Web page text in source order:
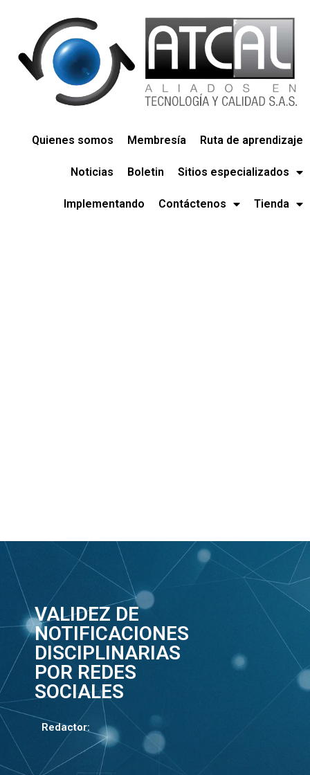
Quienes somos Membresía Ruta de aprendizaje
Noticias Boletin Sitios especializados
Implementando Contáctenos Tienda
VALIDEZ DE
NOTIFICACIONES
DISCIPLINARIAS
POR REDES
SOCIALES
Redactor: